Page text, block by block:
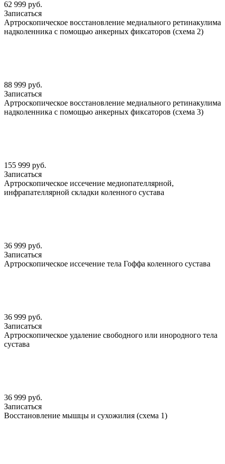
62 999 руб.
Записаться
Артроскопическое восстановление медиального ретинакулима
надколенника с помощью анкерных фиксаторов (схема 2)
88 999 руб.
Записаться
Артроскопическое восстановление медиального ретинакулима
надколенника с помощью анкерных фиксаторов (схема 3)
155 999 руб.
Записаться
Артроскопическое иссечение медиопателлярной,
инфрапателлярной складки коленного сустава
36 999 руб.
Записаться
Артроскопическое иссечение тела Гоффа коленного сустава
36 999 руб.
Записаться
Артроскопическое удаление свободного или инородного тела
сустава
36 999 руб.
Записаться
Восстановление мышцы и сухожилия (схема 1)